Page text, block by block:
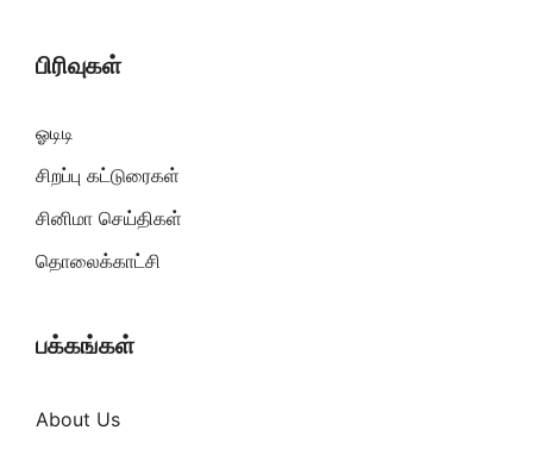
பிரிவுகள்
ஓடிடி
சிறப்பு கட்டுரைகள்
சினிமா செய்திகள்
தொலைக்காட்சி
பக்கங்கள்
About Us